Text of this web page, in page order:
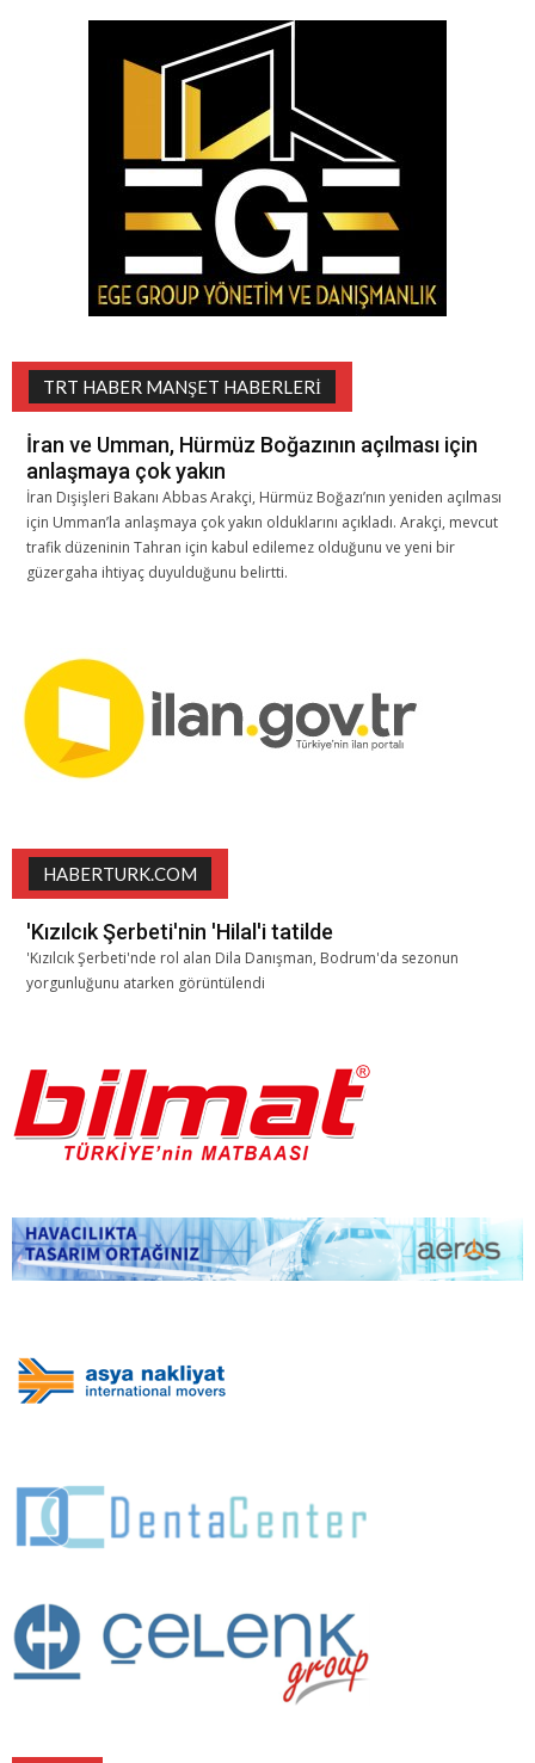
TRT HABER MANŞET HABERLERI
İran ve Umman, Hürmüz Boğazının açılması için
anlaşmaya çok yakın
İran Dışişleri Bakanı Abbas Arakçi, Hürmüz Boğazı’nın yeniden açılması
için Umman’la anlaşmaya çok yakın olduklarını açıkladı. Arakçi, mevcut
trafik düzeninin Tahran için kabul edilemez olduğunu ve yeni bir
güzergaha ihtiyaç duyulduğunu belirtti.
HABERTURK.COM
'Kızılcık Şerbeti'nin 'Hilal'i tatilde
'Kızılcık Şerbeti'nde rol alan Dila Danışman, Bodrum'da sezonun
yorgunluğunu atarken görüntülendi